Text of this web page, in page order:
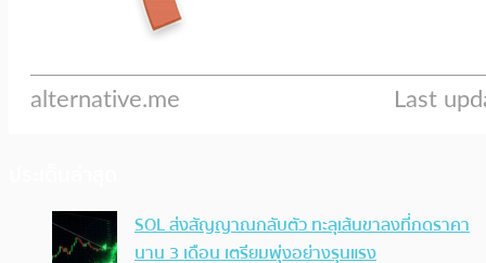
SOL ส่งสัญญาณกลับตัว ทะลุเส้นขาลงที่กดราคา
นาน 3 เดือน เตรียมพุ่งอย่างรุนแรง